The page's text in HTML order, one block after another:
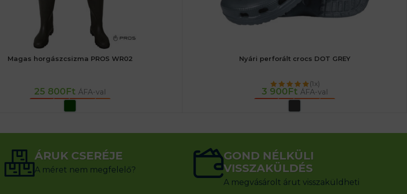
Magas horgászcsizma PROS WR02
25 800Ft ÁFA-val
OPCIÓK VÁLASZTÁSA
Nyári perforált crocs DOT GREY
(1x)
3 900Ft ÁFA-val
OPCIÓK VÁLASZTÁSA
ÁRUK CSERÉJE
A méret nem megfelelő?
GOND NÉLKÜLI
VISSZAKÜLDÉS
A megvásárolt árut visszaküldheti